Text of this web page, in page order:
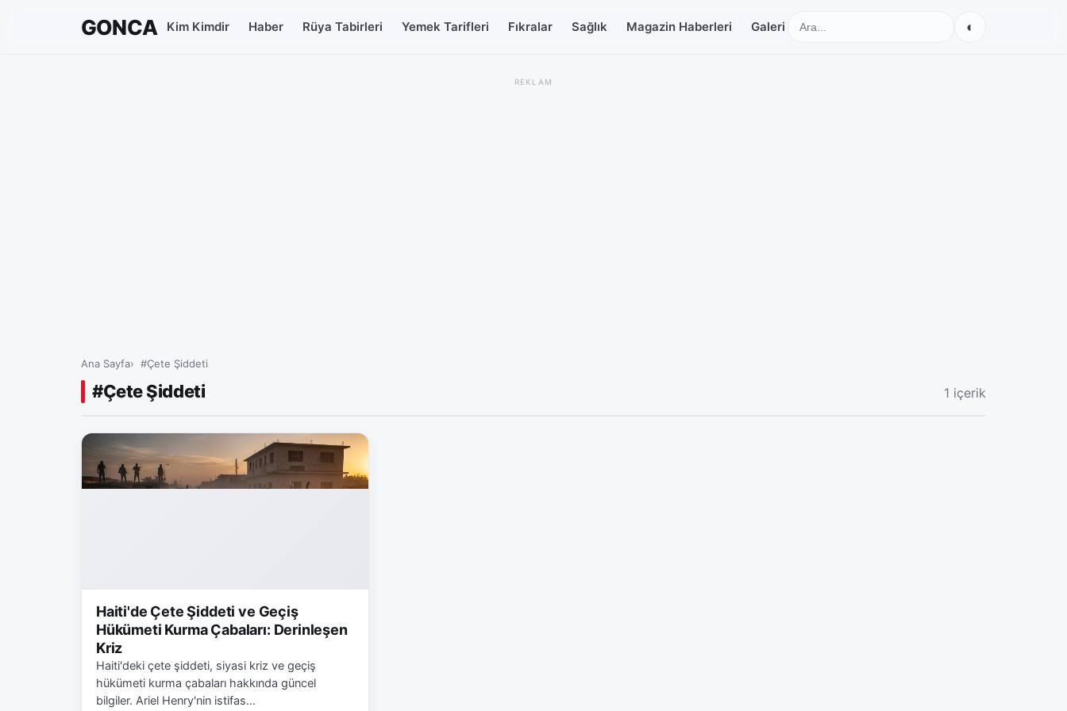
GONCA Kim Kimdir Haber Rüya Tabirleri Yemek Tarifleri Fıkralar Sağlık Magazin Haberleri Galeri ◐
REKLAM
Ana Sayfa #Çete Şiddeti
#Çete Şiddeti 1 içerik
Haiti'de Çete Şiddeti ve Geçiş
Hükümeti Kurma Çabaları: Derinleşen
Kriz
Haiti'deki çete şiddeti, siyasi kriz ve geçiş
hükümeti kurma çabaları hakkında güncel
bilgiler. Ariel Henry'nin istifas…